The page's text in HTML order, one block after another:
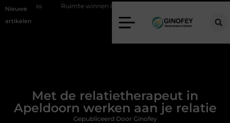
Nieuwe
artikelen
Ruimte winnen in de slaapkamer met een boxspring met
Met de relatietherapeut in
Apeldoorn werken aan je relatie
Gepubliceerd Door Ginofey